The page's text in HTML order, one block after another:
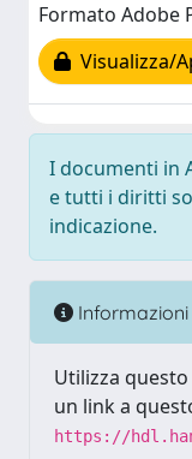
Formato Adobe
Visualizza/
I documenti in
e tutti i diritti
indicazione.
Informazioni
Utilizza
un link a
https://